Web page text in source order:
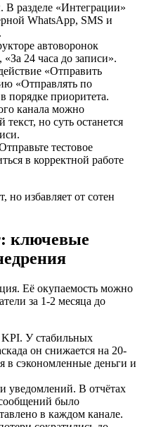
разделе «Интеграции»
WhatsApp, SMS и
автоворонок
24 часа до записи».
«Отправить
«Отправлять по
порядке приоритета.
канала можно
но суть останется
тестовое
в корректной работе
но избавляет от сотен
ключевые
Её окупаемость можно
за 1-2 месяца до
KPI. У стабильных
он снижается на 20-
в сэкономленные деньги и
уведомлений. В отчётах
было
в каждом канале.